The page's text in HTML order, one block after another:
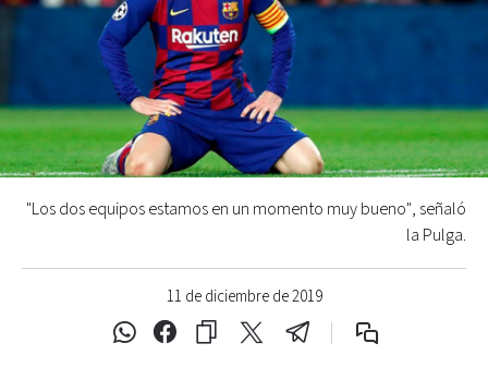
11 de diciembre de 2019
"Los dos equipos estamos en un momento muy bueno", señaló
la Pulga.